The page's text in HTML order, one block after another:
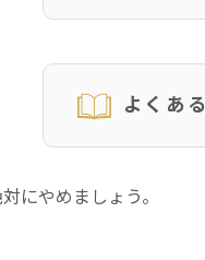
よくあ
にやめましょう。